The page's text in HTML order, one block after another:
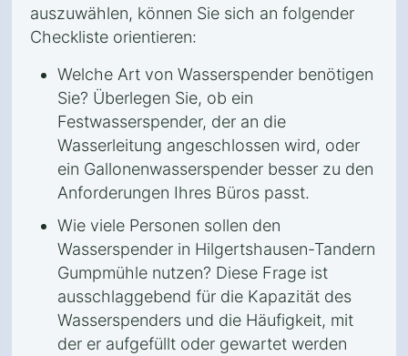
auszuwählen, können Sie sich an folgender
Checkliste orientieren:
Welche Art von Wasserspender benötigen
Sie? Überlegen Sie, ob ein
Festwasserspender, der an die
Wasserleitung angeschlossen wird, oder
ein Gallonenwasserspender besser zu den
Anforderungen Ihres Büros passt.
Wie viele Personen sollen den
Wasserspender in Hilgertshausen-Tandern
Gumpmühle nutzen? Diese Frage ist
ausschlaggebend für die Kapazität des
Wasserspenders und die Häufigkeit, mit
der er aufgefüllt oder gewartet werden